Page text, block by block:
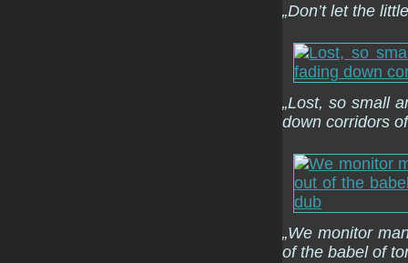
„Don’t let the
„Lost, so small
down corridors
„We monitor
of the babel of